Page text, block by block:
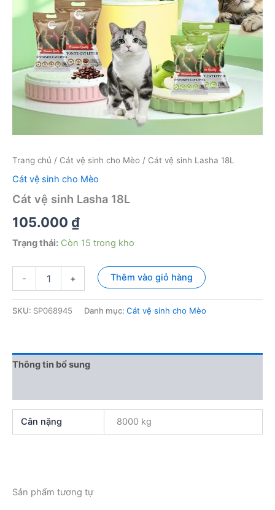
Trang chủ / Cát vệ sinh cho Mèo / Cát vệ sinh Lasha 18L
Cát vệ sinh cho Mèo
Cát vệ sinh Lasha 18L
105.000 ₫
Trạng thái: Còn 15 trong kho
-
Lasha
+ Thêm vào giỏ hàng
SKU: SP068945 Danh mục: Cát vệ sinh cho Mèo
Thông tin bổ sung
Cân nặng 8000 kg
Sản phẩm tương tự